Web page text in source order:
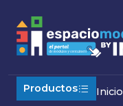
Productos Inicio
Inicio